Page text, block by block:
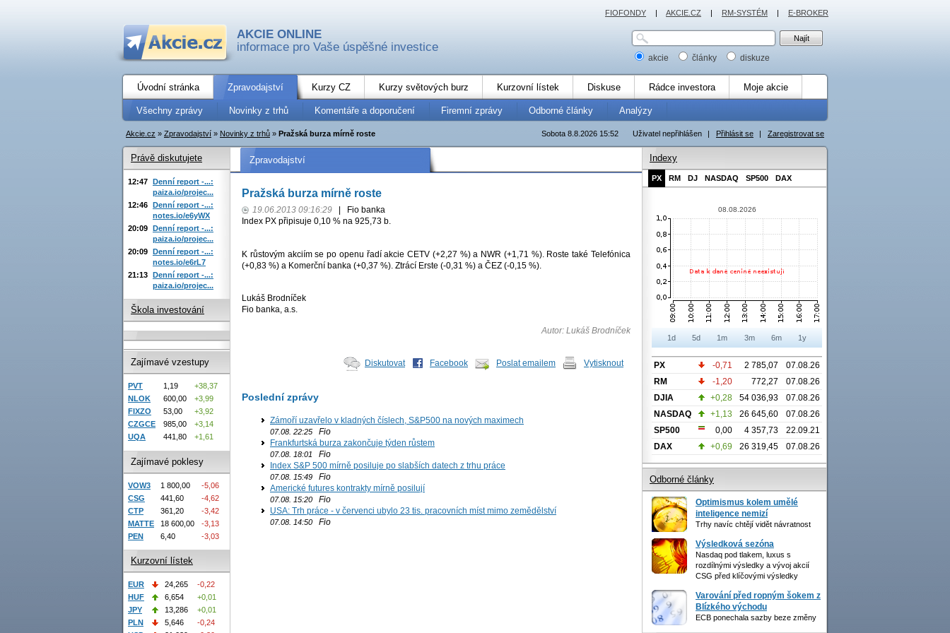
AKCIE ONLINE
informace pro Vaše úspěšné investice
akcie články diskuze
Úvodní stránka Zpravodajství Kurzy CZ Kurzy světových burz Kurzovní lístek Diskuse Rádce investora Moje akcie
Všechny zprávy Novinky z trhů Komentáře a doporučení Firemní zprávy Odborné články Analýzy
Uživatel nepřihlášen | Přihlásit se | Zaregistrovat se
Sobota 8.8.2026 15:52
Akcie.cz » Zpravodajství » Novinky z trhů » Pražská burza mírně roste
Zpravodajství
Pražská burza mírně roste
19.06.2013 09:16:29
Fio banka
Index PX připisuje 0,10 % na 925,73 b.
K růstovým akciím se po openu řadí akcie CETV (+2,27 %) a NWR (+1,71 %). Roste také Telefónica
(+0,83 %) a Komerční banka (+0,37 %). Ztrácí Erste (-0,31 %) a ČEZ (-0,15 %).
Lukáš Brodníček
Fio banka, a.s.
Autor: Lukáš Brodníček
Diskutovat Facebook Poslat emailem Vytisknout
Poslední zprávy
Zámoří uzavřelo v kladných číslech, S&P500 na nových maximech
07.08. 22:25 Fio
Frankfurtská burza zakončuje týden růstem
07.08. 18:01
Fio
Index S&P 500 mírně posiluje po slabších datech z trhu práce
07.08. 15:49 Fio
Americké futures kontrakty mírně posilují
07.08. 15:20 Fio
USA: Trh práce - v červenci ubylo 23 tis. pracovních míst mimo zemědělství
07.08. 14:50 Fio
Právě diskutujete
12:47 Denní report -...:
paiza.io/projec...
12:46 Denní report -...:
notes.io/e6yWX
20:09 Denní report -...:
paiza.io/projec...
20:09 Denní report -...:
notes.io/e6rL7
21:13 Denní report -...:
paiza.io/projec...
Škola investování
Zajímavé vzestupy
PVT 1,19
+38,37
NLOK
600,00
+3,99
FIXZO
53,00
+3,92
CZGCE
985,00
+3,14
UQA
441,80 +1,61
Zajímavé poklesy
VOW3 1 800,00
-5,06
CSG
441,60
-4,62
CTP
361,20
-3,42
MATTE
18 600,00
-3,13
PEN
6,40 -3,03
Kurzovní lístek
EUR 24,265
-0,22
HUF
6,654
+0,01
JPY
13,286
+0,01
PLN
5,646
-0,24
Indexy
PX RM DJ NASDAQ SP500 DAX
08.08.2026
1d 5d 1m 3m 6m 1y
PX -0,71 2 785,07
07.08.26
RM
-1,20 772,27
07.08.26
DJIA
+0,28 54 036,93
07.08.26
NASDAQ
+1,13 26 645,60
07.08.26
SP500
0,00 4 357,73
22.09.21
DAX
+0,69 26 319,45 07.08.26
Odborné články
Optimismus kolem umělé
inteligence nemizí
Trhy navíc chtějí vidět návratnost
Výsledková sezóna
Nasdaq pod tlakem, luxus s
rozdílnými výsledky a vývoj akcií
CSG před klíčovými výsledky
Varování před ropným šokem z
Blízkého východu
ECB ponechala sazby beze změny
FIOFONDY | AKCIE.CZ | RM-SYSTÉM | E-BROKER